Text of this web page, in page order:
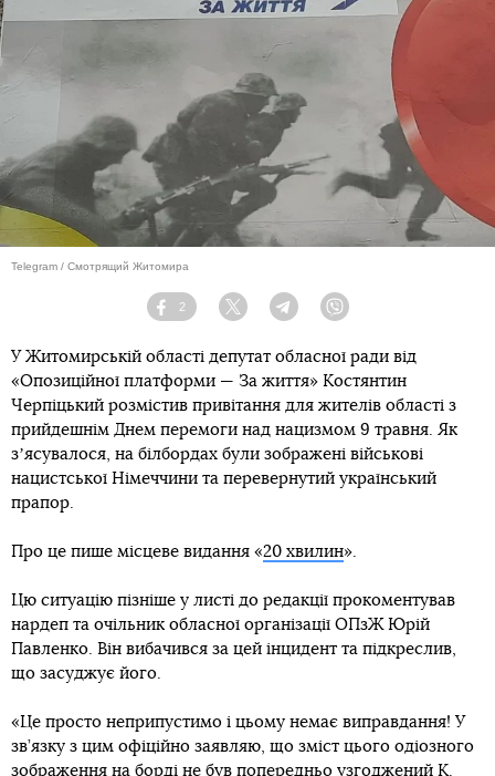
Telegram / Смотрящий Житомира
Facebook
2
Twitter TelegramViber
У Житомирській області депутат обласної ради від
«Опозиційної платформи — За життя» Костянтин
Черпіцький розмістив привітання для жителів області з
прийдешнім Днем перемоги над нацизмом 9 травня. Як
зʼясувалося, на білбордах були зображені військові
нацистської Німеччини та перевернутий український
прапор.
Про це пише місцеве видання «20 хвилин».
Цю ситуацію пізніше у листі до редакції прокоментував
нардеп та очільник обласної організації ОПзЖ Юрій
Павленко. Він вибачився за цей інцидент та підкреслив,
що засуджує його.
«Це просто неприпустимо і цьому немає виправдання! У
зв’язку з цим офіційно заявляю, що зміст цього одіозного
зображення на борді не був попередньо узгоджений К.